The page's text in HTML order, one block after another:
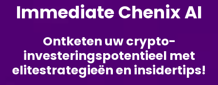
Immediate Chenix AI
Ontketen uw crypto-
investeringspotentieel met
elitestrategieën en insidertips!